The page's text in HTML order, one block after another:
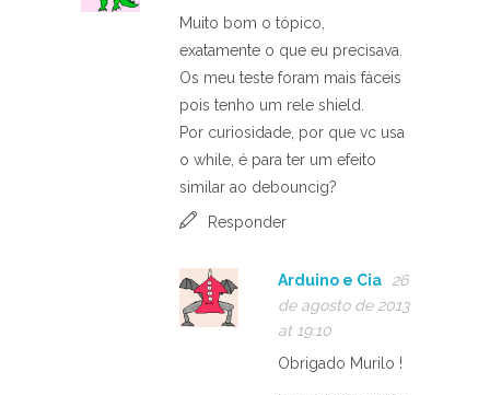
Muito bom o tópico,
exatamente o que eu precisava.
Os meu teste foram mais fáceis
pois tenho um rele shield.
Por curiosidade, por que vc usa
o while, é para ter um efeito
similar ao debouncig?
Responder
Arduino e Cia
26
de agosto de 2013
at 19:10
Obrigado Murilo !